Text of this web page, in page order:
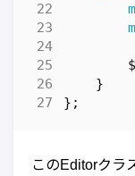
}
};
このEditorクラ